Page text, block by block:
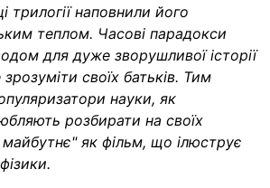
трилогії наповнили його
теплом. Часові парадокси
для дуже зворушливої історії
своїх батьків. Тим
науки, як
розбирати на своїх
як фільм, що ілюструє